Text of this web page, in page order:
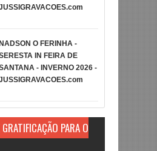
O FERINHA -
IN FEIRA DE
- INVERNO 2026 -
PARA O